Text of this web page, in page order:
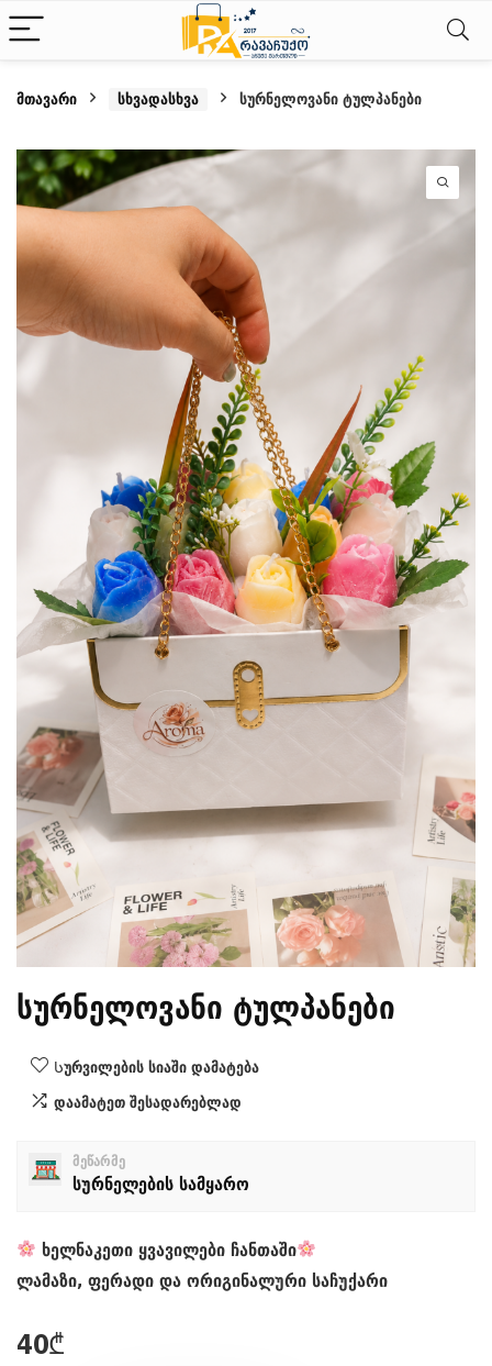
მთავარი სხვადასხვა სურნელოვანი ტულპანები
სურნელოვანი ტულპანები
Სურვილების სიაში დამატება
დაამატეთ შესადარებლად
მეწარმე
სურნელების სამყარო
ხელნაკეთი ყვავილები ჩანთაში
​ლამაზი, ფერადი და ორიგინალური საჩუქარი
40₾